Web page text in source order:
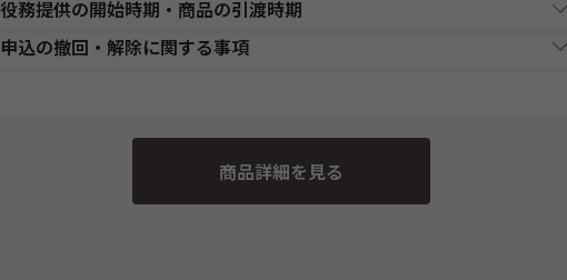
・お申し込み手続き完了日後、原則1週間以内（日曜・祝祭日等を除く）に、経過
分の教材を発送いたします。また、各商品ページにてご案内しております「教材
発送開始日」より、１週間以上前にお申込みが完了している場合は、教材発送開
いる割引制度・割引金額は、同時に申込む商品に合せて変動する場合がございま
最終的なお支払い総額は、お申込み完了前の「お支払い金額のご確認」画面にて
決済方法 支払い時期
銀行、又はゆうちょATMでの入金後
代金決済終了後に、発送します。
提携信販会社によるローン審査承認
役務提供の開始時期・商品の引渡時期
●講座開始日前の申込
申込の撤回・解除に関する事項
外となります。予めご了承ください。 なお、お客様と当社との間の講座受講契約
における解約・返金についてのお取扱いは、TAC申込規約3【受講料等について】
商品詳細を見る